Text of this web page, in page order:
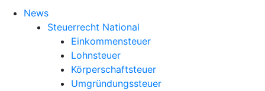
News
Steuerrecht National
Einkommensteuer
Lohnsteuer
Körperschaftsteuer
Umgründungssteuer